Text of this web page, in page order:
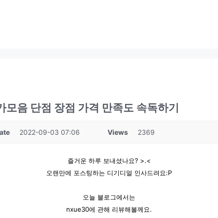
음 단점 장점 가격 만족도 속독하기
2022-09-03 07:06 Views 2369
즐거운 하루 보내셨나요? >.<
오랜만에 포스팅하는 디기디얼 인사드려요:P
오늘 블로그에서는
nxue30에 관해 리뷰해볼께요.